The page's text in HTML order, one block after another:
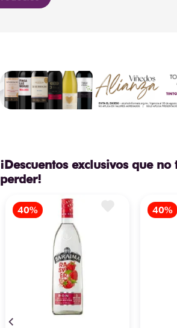
retrogusto largo y
la parrilla, estofados
especiados, aves de caza,
pastas con salsas trufadas
o quesos semimaduros.
País de
Origen
¡Descuentos exclusivos que no
perder!